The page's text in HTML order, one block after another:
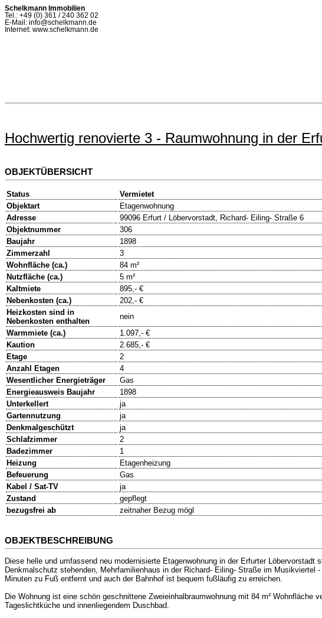
Schelkmann Immobilien
Tel.: +49 (0) 361 / 240 362 02
E-Mail: info@schelkmann.de
Internet: www.schelkmann.de
Hochwertig renovierte 3 - Raumwohnung in der
OBJEKTÜBERSICHT
Status
Vermietet
Objektart
Etagenwohnung
Adresse
99096 Erfurt / Löbervorstadt, Richard- Eiling- Straße 6
Objektnummer
306
Baujahr
1898
Zimmerzahl
3
Wohnfläche (ca.)
84 m²
Nutzfläche (ca.)
5 m²
Kaltmiete
895,- €
Nebenkosten (ca.)
202,- €
Heizkosten sind in
Nebenkosten enthalten
nein
Warmmiete (ca.)
1.097,- €
Kaution
2.685,- €
Etage
2
Anzahl Etagen
4
Wesentlicher Energieträger
Gas
Energieausweis Baujahr
1898
Unterkellert
ja
Gartennutzung
ja
Denkmalgeschützt
ja
Schlafzimmer
2
Badezimmer
1
Heizung
Etagenheizung
Befeuerung
Gas
Kabel / Sat-TV
ja
Zustand
gepflegt
bezugsfrei ab
zeitnaher Bezug mögl
OBJEKTBESCHREIBUNG
Diese helle und umfassend neu modernisierte Etagenwohnung in der Erfurter
Denkmalschutz stehenden, Mehrfamilienhaus in der Richard- Eiling- Straße im
Minuten zu Fuß entfernt und auch der Bahnhof ist bequem fußläufig zu erreichen.
Die Wohnung ist eine schön geschnittene Zweieinhalbraumwohnung mit 84 m²
Tageslichtküche und innenliegendem Duschbad.